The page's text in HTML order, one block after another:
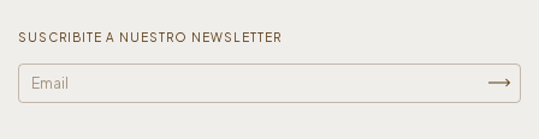
SUSCRIBITE A NUESTRO NEWSLETTER